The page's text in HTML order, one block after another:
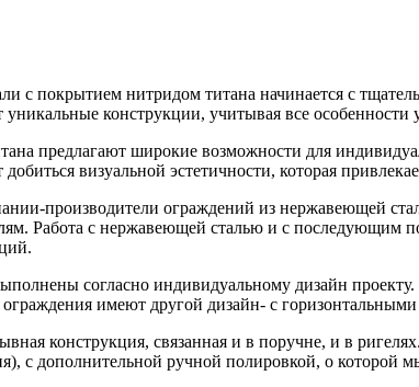
с покрытием нитридом титана начинается с
конструкции, учитывая все особенности
предлагают широкие возможности для
визуальной эстетичности, которая
производители ограждений из нержавеющей
Работа с нержавеющей сталью и с
согласно индивидуальному дизайн
имеют другой дизайн- с
конструкция, связанная и в поручне, и в
с дополнительной ручной полировкой, о которой